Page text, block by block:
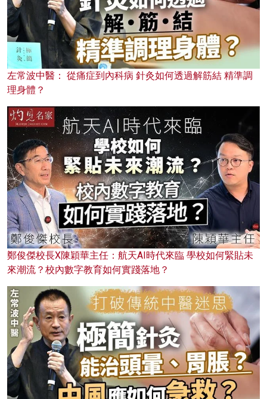
左常波中醫： 從痛症到內科病 針灸如何透過解筋結 精準調
理身體？
鄭俊傑校長X陳穎華主任：航天AI時代來臨 學校如何緊貼未
來潮流？校內數字教育如何實踐落地？